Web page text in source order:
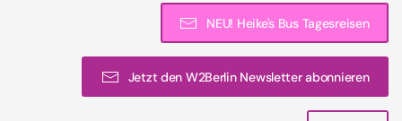
NEU! Heike's Bus Tagesreisen
Jetzt den W2Berlin Newsletter abonnieren